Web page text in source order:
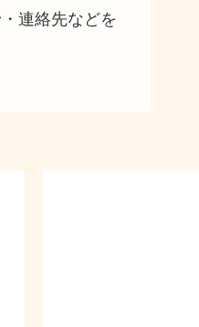
連絡先などを